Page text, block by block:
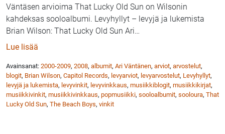
Väntäsen arvioima That Lucky Old Sun on Wilsonin
kahdeksas sooloalbumi. Levyhyllyt – levyjä ja lukemista
Brian Wilson: That Lucky Old Sun Ari…
Lue lisää
Avainsanat: 2000-2009, 2008, albumit, Ari Väntänen, arviot, arvostelut,
blogit, Brian Wilson, Capitol Records, levyarviot, levyarvostelut, Levyhyllyt,
levyjä ja lukemista, levyvinkit, levyvinkkaus, musiikkiblogit, musiikkikirjat,
musiikkivinkit, musiikkivinkkaus, popmusiikki, sooloalbumit, sooloura, That
Lucky Old Sun, The Beach Boys, vinkit